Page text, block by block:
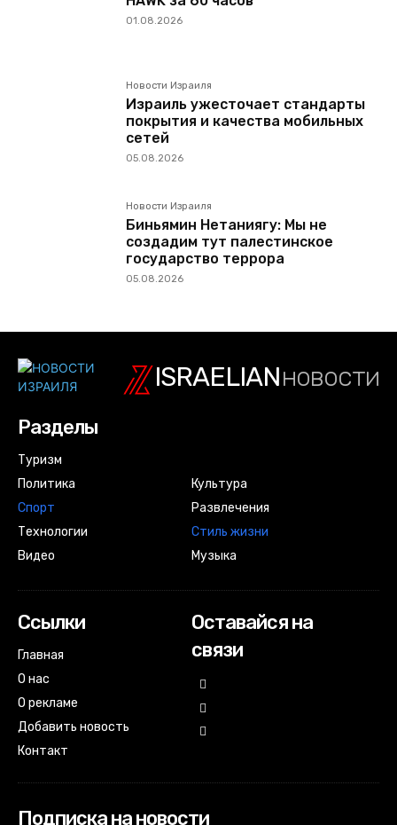
01.08.2026
Новости Израиля
Израиль ужесточает стандарты
покрытия и качества мобильных
сетей
05.08.2026
Новости Израиля
Биньямин Нетаниягу: Мы не
создадим тут палестинское
государство террора
05.08.2026
ISRAELIANновости
Разделы
Туризм
Политика
Спорт
Технологии
Видео
Культура
Развлечения
Стиль жизни
Музыка
Ссылки
Главная
О нас
О рекламе
Добавить новость
Контакт
Оставайся на
связи
Подписка на новости